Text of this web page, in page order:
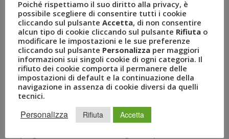
inoltre, gli ospiti possono assistere anche a lezioni di
biologia marina. Il centro diving propone un corso per
principianti per bambini, un corso intermedio e un corso
avanzato. Il corso per principianti è condotto dagli
istruttori subacquei, all’inizio in acque poco profonde per
un breve addestramento e poi in acque libere sicure; il
corso intermedio fornisce la formazione e l’esperienza
necessarie per immergersi in ambienti di acque libere,
prevede sessioni di formazione e teoria e consente
immersioni fino a 12 metri di profondità; il corso avanzato
Poiché rispettiamo il suo diritto alla privacy, è
possibile scegliere di consentire tutti i cookie
cliccando sul pulsante Accetta, di non consentire
alcun tipo di cookie cliccando sul pulsante Rifiuta o
modificare le impostazioni e le sue preferenze
cliccando sul pulsante Personalizza per maggiori
informazioni sui singoli cookie di ogni categoria. Il
rifiuto dei cookie comporta il permanere delle
impostazioni di default e la continuazione della
navigazione in assenza di cookie diversi da quelli
tecnici.
Personalizza Rifiuta Accetta